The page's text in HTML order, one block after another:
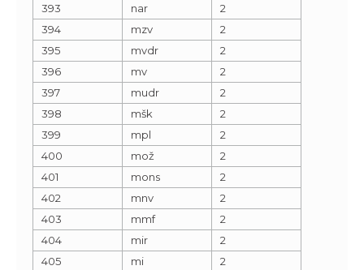
393
nar
2
394
mzv
2
395
mvdr
2
396
mv
2
397
mudr
2
398
mšk
2
399
mpl
2
400
mož
2
401
mons
2
402
mnv
2
403
mmf
2
404
mir
2
405
mi
2